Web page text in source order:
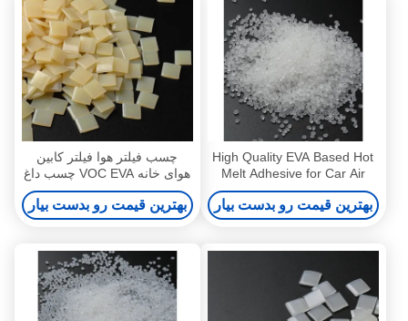
High Quality EVA Based Hot
Melt Adhesive for Car Air
Filter Structure Glue
بهترین قیمت رو بدست بیار
چسب فیلتر هوا فیلتر کابین
هوای خانه VOC EVA چسب داغ
زرد
بهترین قیمت رو بدست بیار